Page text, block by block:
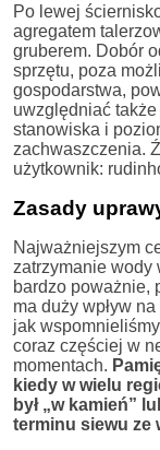
Po lewej
agregatem
gruberem. Dobór
sprzętu, poza
gospodarstwa,
uwzględniać także
stanowiska i
zachwaszczenia.
użytkownik:
Zasady
Najważniejszym
zatrzymanie wody
bardzo poważnie,
ma duży wpływ
jak
coraz częściej w
momentach.
kiedy w wielu
był „w kamień”
terminu siewu ze